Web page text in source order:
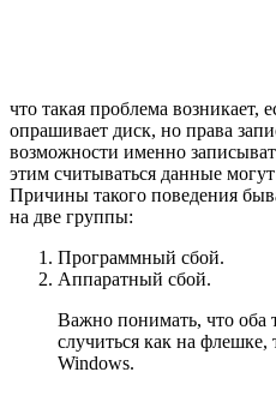
что такая проблема возникает,
опрашивает диск, но права
возможности именно
этим считываться данные
Причины такого поведения
на две группы:
Программный сбой.
Аппаратный сбой.
Важно понимать, что оба
случиться как на флешке,
Windows.